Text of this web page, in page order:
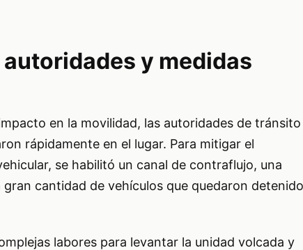
y medidas
en la movilidad, las autoridades de
rápidamente en el lugar. Para mitigar el
se habilitó un canal de contraflujo, una
cantidad de vehículos que quedaron
labores para levantar la unidad volcada y